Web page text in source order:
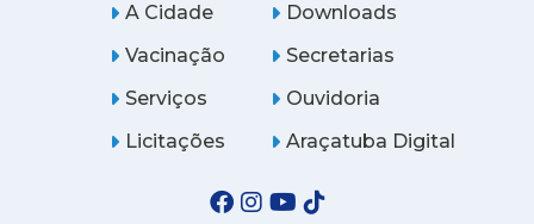
A Cidade
Downloads
Vacinação
Serviços
Licitações
Secretarias
Ouvidoria
Araçatuba Digital